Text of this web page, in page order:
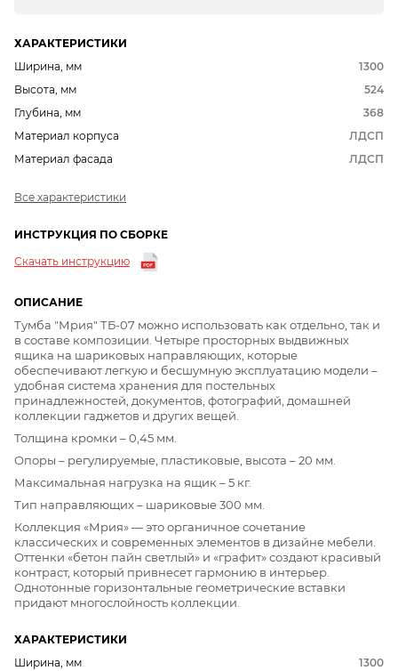
ХАРАКТЕРИСТИКИ
Ширина, мм
1300
Высота, мм
524
Глубина, мм
368
Материал корпуса
ЛДСП
Материал фасада
ЛДСП
Все характеристики
ИНСТРУКЦИЯ ПО СБОРКЕ
Скачать инструкцию
ОПИСАНИЕ
Тумба "Мрия" ТБ-07 можно использовать как отдельно, так и
в составе композиции. Четыре просторных выдвижных
ящика на шариковых направляющих, которые
обеспечивают легкую и бесшумную эксплуатацию модели –
удобная система хранения для постельных
принадлежностей, документов, фотографий, домашней
коллекции гаджетов и других вещей.
Толщина кромки – 0,45 мм.
Опоры – регулируемые, пластиковые, высота – 20 мм.
Максимальная нагрузка на ящик – 5 кг.
Тип направляющих – шариковые 300 мм.
Коллекция «Мрия» — это органичное сочетание
классических и современных элементов в дизайне мебели.
Оттенки «бетон пайн светлый» и «графит» создают красивый
контраст, который привнесет гармонию в интерьер.
Однотонные горизонтальные геометрические вставки
придают многослойность коллекции.
ХАРАКТЕРИСТИКИ
Ширина, мм
1300